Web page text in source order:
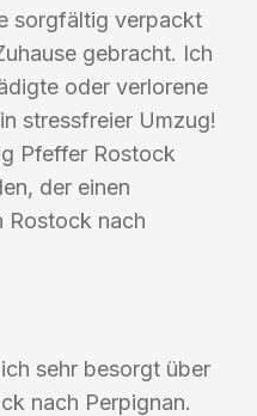
sorgfältig verpackt
gebracht. Ich
oder verlorene
stressfreier Umzug!
Pfeffer Rostock
der einen
Rostock nach
sehr besorgt über
nach Perpignan.